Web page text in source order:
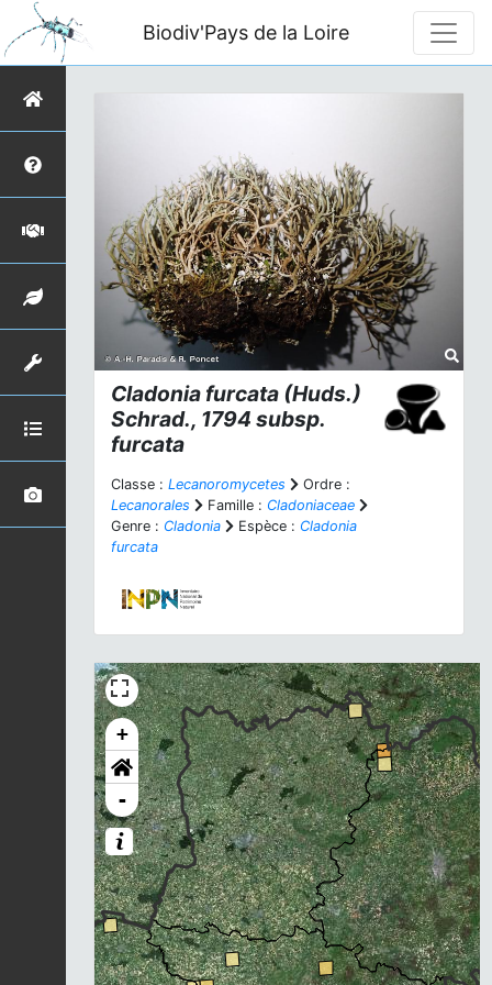
Biodiv'Pays de la Loire
Cladonia furcata (Huds.)
Schrad., 1794 subsp.
furcata
Classe : Lecanoromycetes
Ordre :
Lecanorales
Famille : Cladoniaceae
Genre : Cladonia Espèce : Cladonia
furcata
+
-